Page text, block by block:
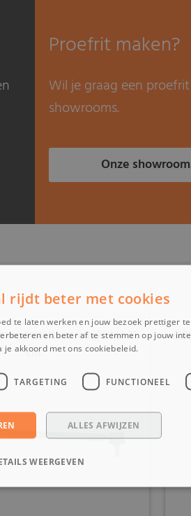
Proefrit maken?
Wil je graag een
showrooms.
Onze
instelbaar van 29 tot 31
cm
rijdt beter met cookies
te laten werken en jouw bezoek prettiger
en beter af te stemmen op jouw
je akkoord met ons cookiebeleid.
TARGETING FUNCTIONEEL
ALLES AFWIJZEN
WEERGEVEN